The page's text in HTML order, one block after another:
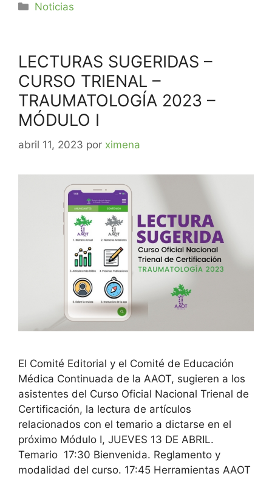
Noticias
LECTURAS SUGERIDAS –
CURSO TRIENAL –
TRAUMATOLOGÍA 2023 –
MÓDULO I
abril 11, 2023 por ximena
El Comité Editorial y el Comité de Educación
Médica Continuada de la AAOT, sugieren a los
asistentes del Curso Oficial Nacional Trienal de
Certificación, la lectura de artículos
relacionados con el temario a dictarse en el
próximo Módulo I, JUEVES 13 DE ABRIL.
Temario 17:30 Bienvenida. Reglamento y
modalidad del curso. 17:45 Herramientas AAOT